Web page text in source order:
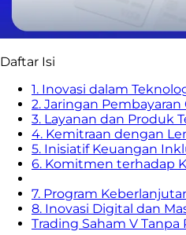
Daftar Isi
1. Inovasi dalam
2. Jaringan Pembayaran
3. Layanan dan Produk
4. Kemitraan dengan
5. Inisiatif Keuangan
6. Komitmen terhadap
7. Program
8. Inovasi Digital dan
Trading Saham V Tanpa